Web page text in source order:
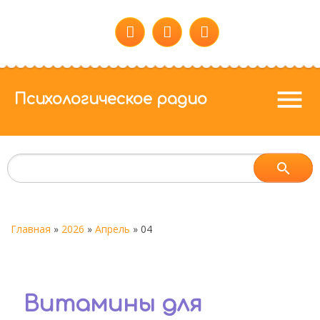
Психологическое радио menu
Главная » 2026 » Апрель » 04
Витамины для